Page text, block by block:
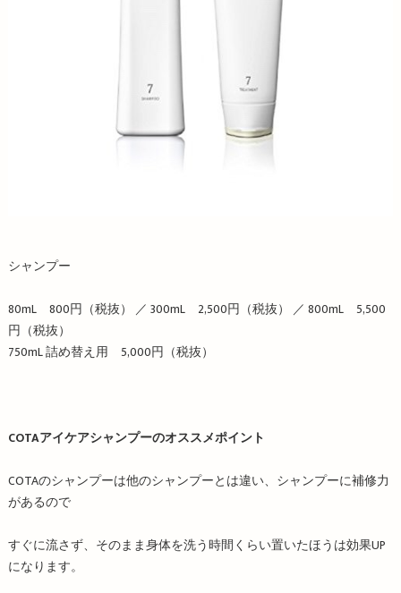
シャンプー
80mL 800円（税抜） ／ 300mL 2,500円（税抜） ／ 800mL 5,500
円（税抜）
750mL 詰め替え用 5,000円（税抜）
COTAアイケアシャンプーのオススメポイント
COTAのシャンプーは他のシャンプーとは違い、シャンプーに補修力
があるので
すぐに流さず、そのまま身体を洗う時間くらい置いたほうは効果UP
になります。